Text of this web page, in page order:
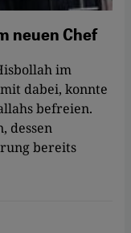
neuen Chef
im
dabei, konnte
befreien.
dessen
bereits